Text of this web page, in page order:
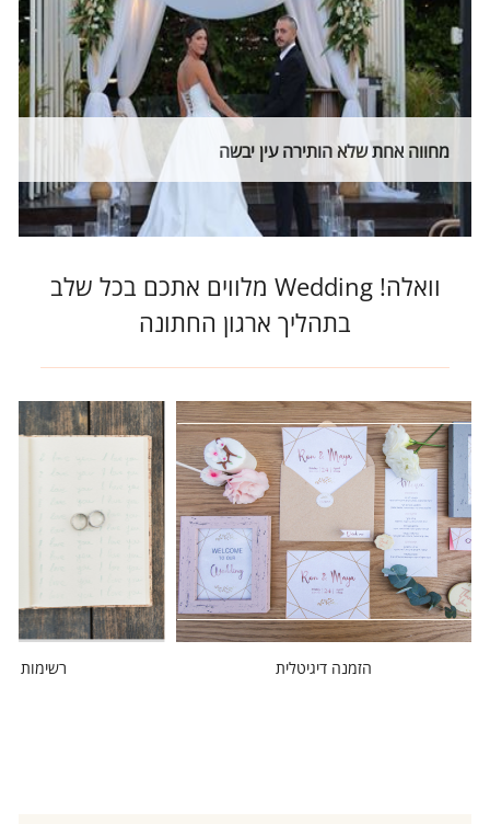
מחווה אחת שלא הותירה עין יבשה
וואלה! Wedding מלווים אתכם בכל שלב
בתהליך ארגון החתונה
הזמנה דיגיטלית רשימות